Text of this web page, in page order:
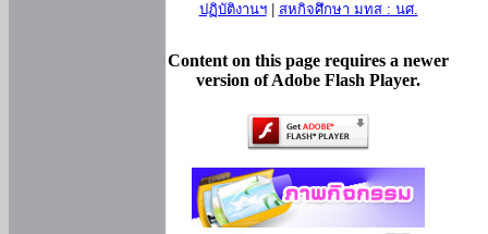
ปฏิบัติงานฯ| สหกิจศึกษา มทส : นศ.
Content on this page requires a newer
version of Adobe Flash Player.